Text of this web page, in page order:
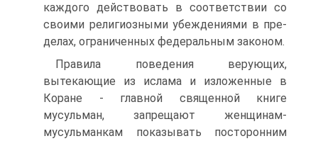
каждого действовать в соответствии со
своими религиозными убеждениями в пре-
делах, ограниченных федеральным законом.
Правила поведения верующих,
вытекающие из ислама и изложенные в
Коране - главной священной книге
мусульман, запрещают женщинам-
мусульманкам показывать посторонним